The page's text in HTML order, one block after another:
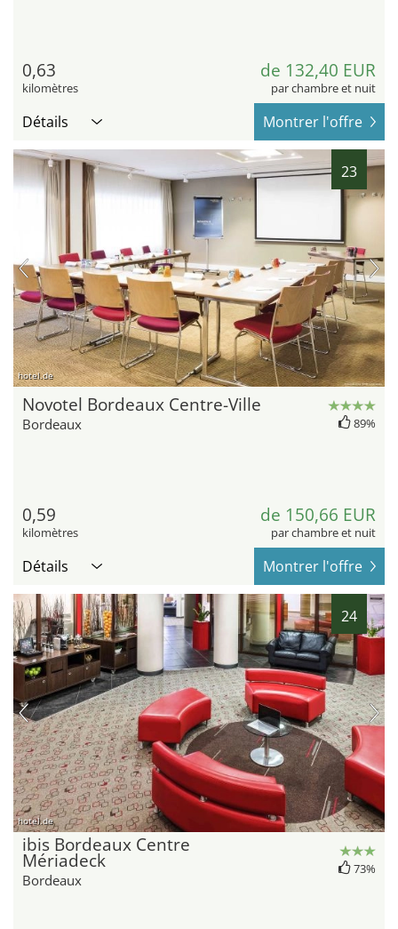
0,63
kilomètres
de 132,40 EUR
par chambre et nuit
Détails Montrer l'offre
23
hotel.de
Novotel Bordeaux Centre-Ville
Bordeaux 89%
0,59
kilomètres
de 150,66 EUR
par chambre et nuit
Détails Montrer l'offre
24
hotel.de
ibis Bordeaux Centre
Mériadeck
Bordeaux
73%